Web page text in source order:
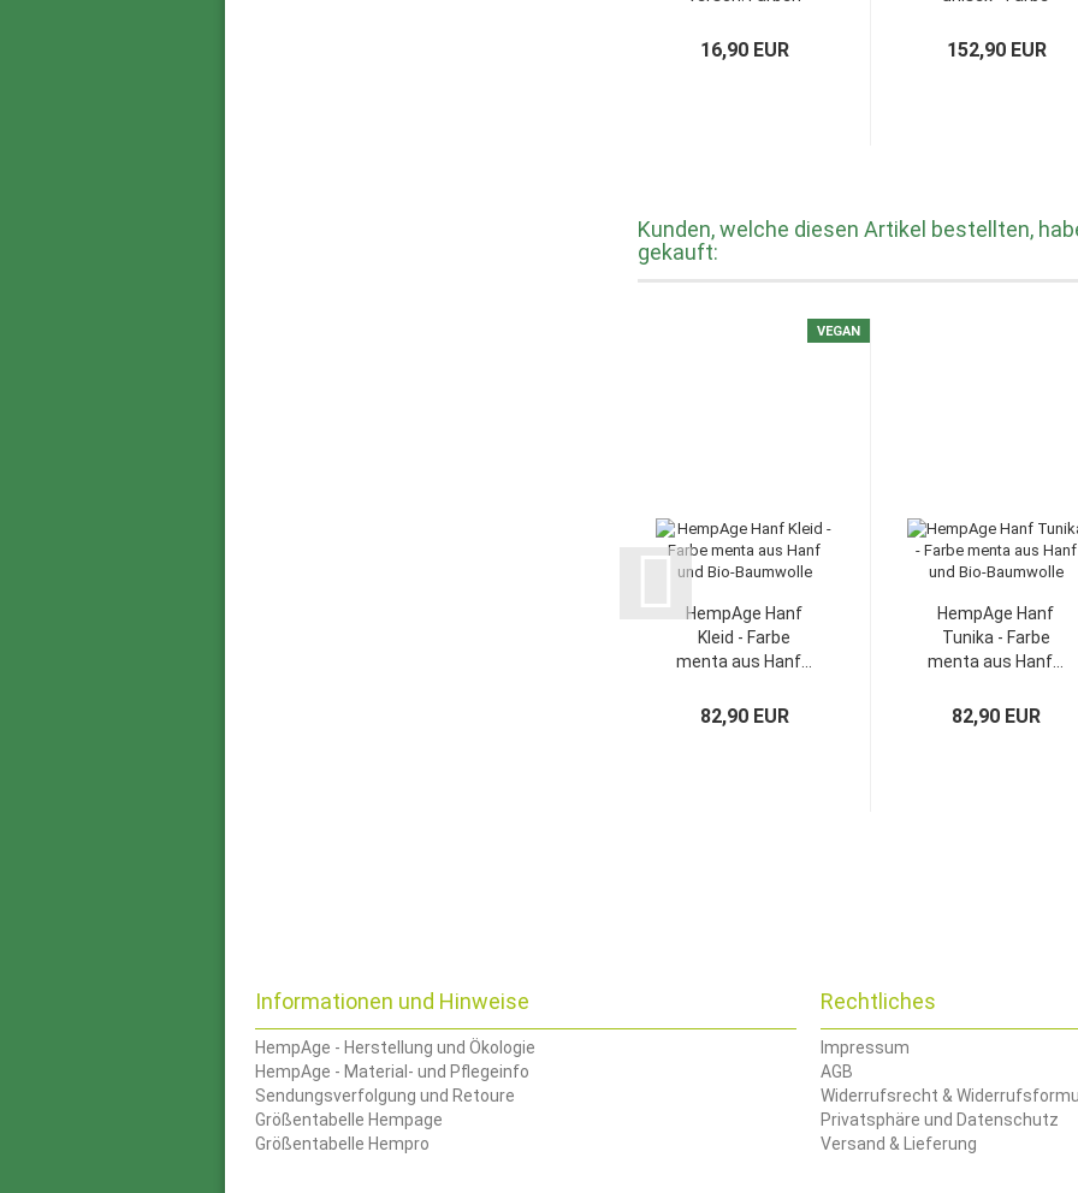
16,90 EUR 152,90 EUR
Kunden, welche diesen Artikel bestellten,
gekauft:
VEGAN
HempAge Hanf
Kleid - Farbe
menta aus Hanf...
82,90 EUR
HempAge Hanf
Tunika - Farbe
menta aus Hanf...
82,90 EUR
Informationen und Hinweise
HempAge - Herstellung und Ökologie
HempAge - Material- und Pflegeinfo
Sendungsverfolgung und Retoure
Größentabelle Hempage
Größentabelle Hempro
Rechtliches
Impressum
AGB
Widerrufsrecht &
Privatsphäre und Datenschutz
Versand & Lieferung